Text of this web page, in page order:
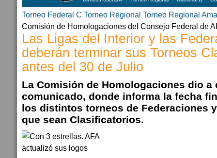
Torneo Federal C Torneo Regional Torneo Regional
Comisión de Homologaciones del Consejo Federal de
Las Ligas del Interior y las
deberán terminar sus Torneos
antes del 30 de Julio
La Comisión de Homologaciones dio a
comunicado, donde informa la fecha
los distintos torneos de Federaciones
que sean Clasificatorios.